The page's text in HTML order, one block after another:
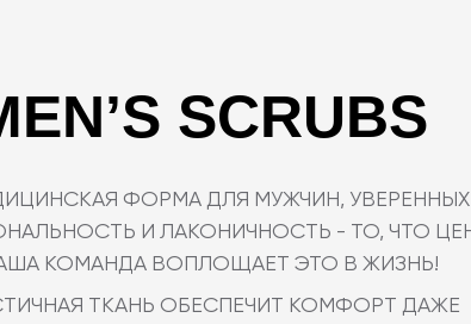
И ЛАКОНИЧНОСТЬ - ТО, ЧТО ЦЕНЯТ ВРАЧИ,
ТКАНЬ ОБЕСПЕЧИТ КОМФОРТ ДАЖЕ В САМУЮ
СИЛУЭТ ВЫДЕЛИТ ТЕБЯ ИЗ ТОЛПЫ!
SCRUBS